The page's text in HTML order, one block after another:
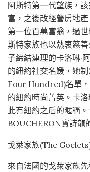
阿斯特第一代望族，
富，之後改經營房地
第一位百萬富翁，過
斯特家族也以熱衷慈善
子締結連理的卡洛琳·
的紐約社交名媛，她
Four Hundred)名單
的紐約時尚菁英。卡
此有紐約之后的暱稱
BOUCHERON寶詩龍
戈萊家族(The
來自法國的戈萊家族